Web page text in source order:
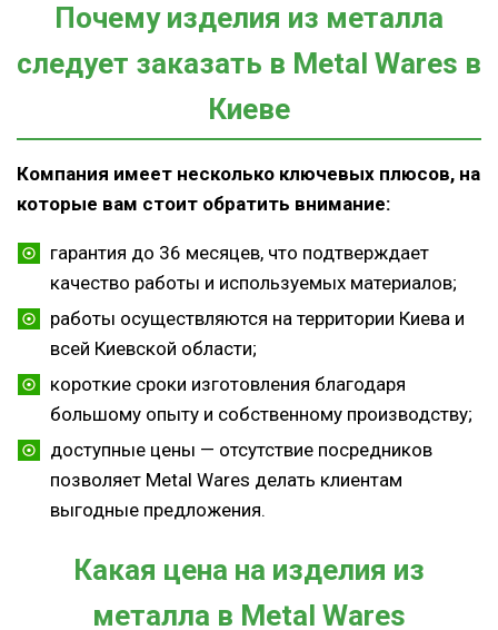
Почему изделия из металла
следует заказать в Metal Wares в
Киеве
Компания имеет несколько ключевых плюсов, на
которые вам стоит обратить внимание:
гарантия до 36 месяцев, что подтверждает
качество работы и используемых материалов;
работы осуществляются на территории Киева и
всей Киевской области;
короткие сроки изготовления благодаря
большому опыту и собственному производству;
доступные цены — отсутствие посредников
позволяет Metal Wares делать клиентам
выгодные предложения.
Какая цена на изделия из
металла в Metal Wares